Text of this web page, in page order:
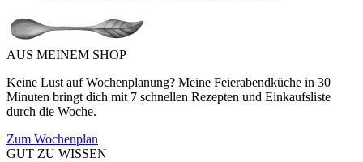
AUS MEINEM SHOP
Keine Lust auf Wochenplanung? Meine Feierabendküche in 30
Minuten bringt dich mit 7 schnellen Rezepten und Einkaufsliste
durch die Woche.
Zum Wochenplan
GUT ZU WISSEN